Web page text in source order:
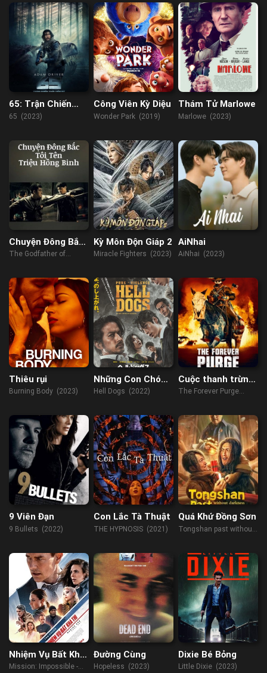
65: Trận Chiến
Thời Tiền Sử
65 (2023)
Công Viên Kỳ Diệu
Wonder Park (2019)
Thám Tử Marlowe
Marlowe (2023)
Chuyện Đông Bắc:
Tôi Tên Triệu
The Godfather of
Kỳ Môn Độn Giáp 2
Miracle Fighters (2023)
AiNhai
AiNhai (2023)
Thiêu rụi
Burning Body (2023)
Những Con Chó
Địa Ngục
Hell Dogs (2022)
Cuộc thanh trừng
vĩnh viễn
The Forever Purge
9 Viên Đạn
9 Bullets (2022)
Con Lắc Tà Thuật
THE HYPNOSIS (2021)
Quá Khứ Đồng Sơn
Tongshan past without
lamp (2022)
Nhiệm Vụ Bất Khả
Thi 7 – Nghiệp
Mission: Impossible -
Đường Cùng
Hopeless (2023)
Dixie Bé Bỏng
Little Dixie (2023)